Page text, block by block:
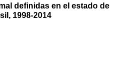
definidas en el estado de
1998-2014